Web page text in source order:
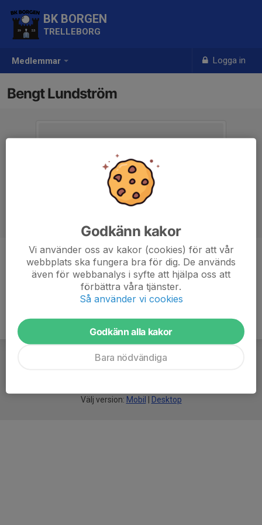
Medlemmar Logga in
BK BORGEN
TRELLEBORG
Bengt Lundström
Titel Kassör
Välj version: Mobil Desktop
Godkänn kakor
Vi använder oss av kakor (cookies) för att vår
webbplats ska fungera bra för dig. De används
även för webbanalys i syfte att hjälpa oss att
förbättra våra tjänster.
Så använder vi cookies
Godkänn alla kakor
Bara nödvändiga